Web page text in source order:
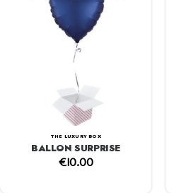
THE LUXURY BOX
BALLON SURPRISE
€10.00